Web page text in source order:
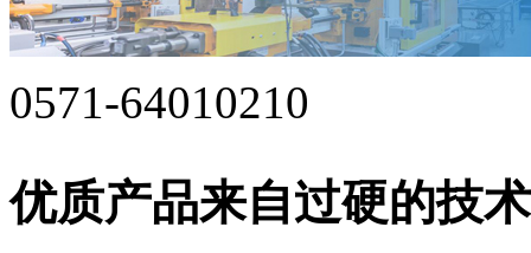
0571-64010210
优质产品来自过硬的技